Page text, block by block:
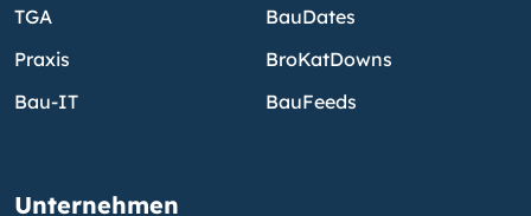
TGA
Praxis
Bau-IT
BauDates
BroKatDowns
BauFeeds
Unternehmen